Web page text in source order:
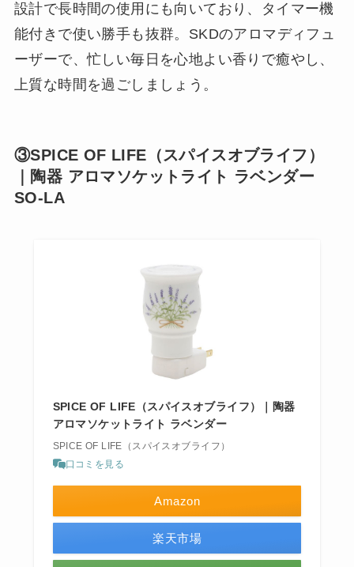
設計で長時間の使用にも向いており、タイマー機
能付きで使い勝手も抜群。SKDのアロマディフュ
ーザーで、忙しい毎日を心地よい香りで癒やし、
上質な時間を過ごしましょう。
③SPICE OF LIFE（スパイスオブライフ）
｜陶器 アロマソケットライト ラベンダー
SO-LA
SPICE OF LIFE（スパイスオブライフ）｜陶器
アロマソケットライト ラベンダー
SPICE OF LIFE（スパイスオブライフ）
口コミを見る
Amazon
楽天市場